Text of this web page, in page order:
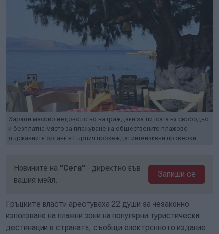
Заради масово недоволство на граждани за липсата на свободно
и безплатно място за плажуване на обществените плажове
държавните органи в Гърция провеждат интензивни проверки.
Новините на "Сега" - директно във
вашия мейл.
Запиши се
Гръцките власти арестуваха 22 души за незаконно
използване на плажни зони на популярни туристически
дестинации в страната, съобщи електронното издание